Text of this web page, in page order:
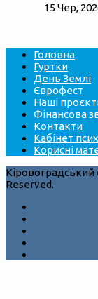
15 Чер,
Головна
Гуртки
День Землі
Єврофест
Наші
Фінансова
Контакти
Кабінет
Корисні
Reserved.